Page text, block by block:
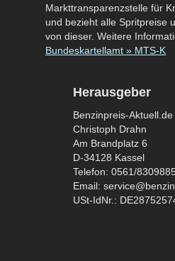
Markttransparenzstelle für
und bezieht alle Spritpreise
von dieser. Weitere
Bundeskartellamt » MTS-K
Herausgeber
Benzinpreis-Aktuell.de
Christoph Drahn
Am Brandplatz 6
D-34128 Kassel
Telefon: 0561/
Email:
USt-IdNr.: